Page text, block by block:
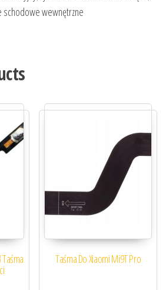
wewnętrzne
Taśma Do Xiaomi Mi9T Pro